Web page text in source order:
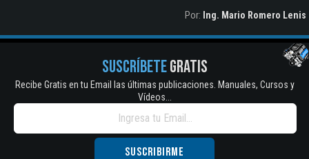
Por: Ing. Mario Romero Lenis
SUSCRÍBETEGRATIS
Recibe Gratis en tu Email las últimas publicaciones. Manuales, Cursos y
Vídeos...